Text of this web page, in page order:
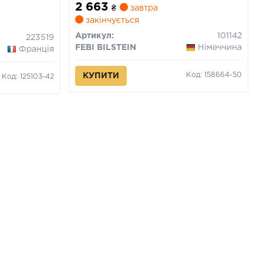
223519
Франція
Код: 125103-42
2 663₴
завтра
закінчується
Артикул:
101142
FEBI BILSTEIN
Німеччина
КУПИТИ Код: 158664-50